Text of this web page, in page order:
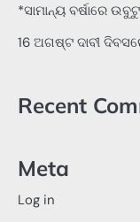
*ସାମାନ୍ୟ ବର୍ଷାରେ
16 ଅଗଷ୍ଟ ଦାବୀ
Recent
Meta
Log in